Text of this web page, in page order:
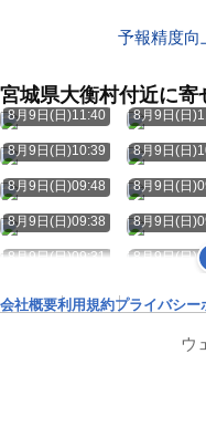
予報精度向
宮城県大衡村付近に寄
8月9日(日)11:40 8月9日(日
8月9日(日)10:39 8月9日(日
8月9日(日)09:48 8月9日(日
8月9日(日)09:38 8月9日(日
8月9日(日)09:31 8月9日(日
会社概要利用規約プライバシー
ウ